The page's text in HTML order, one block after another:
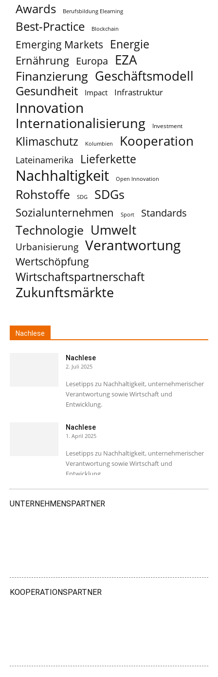
Awards Berufsbildung Elearning
Best-Practice Blockchain
Emerging Markets Energie
Ernährung Europa EZA
Finanzierung Geschäftsmodell
Gesundheit Impact Infrastruktur
Innovation
Internationalisierung Investment
Klimaschutz Kolumbien Kooperation
Lateinamerika Lieferkette
Nachhaltigkeit Open Innovation
Rohstoffe SDG SDGs
Sozialunternehmen Sport Standards
Technologie Umwelt
Urbanisierung Verantwortung
Wertschöpfung
Wirtschaftspartnerschaft
Zukunftsmärkte
Nachlese
Nachlese
2. Juli 2025
Lesetipps zu Nachhaltigkeit, unternehmerischer
Verantwortung sowie Wirtschaft und
Entwicklung.
Nachlese
1. April 2025
Lesetipps zu Nachhaltigkeit, unternehmerischer
Verantwortung sowie Wirtschaft und
Entwicklung.
UNTERNEHMENSPARTNER
KOOPERATIONSPARTNER